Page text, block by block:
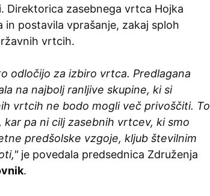
Direktorica zasebnega vrtca Hojka
in postavila vprašanje, zakaj sploh
vrtcih.
odločijo za izbiro vrtca. Predlagana
na najbolj ranljive skupine, ki si
vrtcih ne bodo mogli več privoščiti. To
pa ni cilj zasebnih vrtcev, ki smo
predšolske vzgoje, kljub številnim
je povedala predsednica Združenja
.